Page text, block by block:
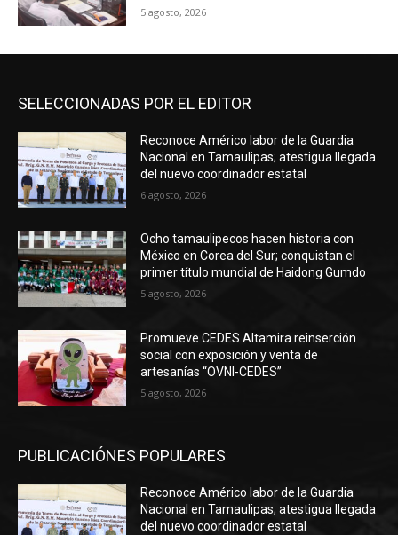
5 agosto, 2026
SELECCIONADAS POR EL EDITOR
Reconoce Américo labor de la Guardia
Nacional en Tamaulipas; atestigua llegada
del nuevo coordinador estatal
6 agosto, 2026
Ocho tamaulipecos hacen historia con
México en Corea del Sur; conquistan el
primer título mundial de Haidong Gumdo
5 agosto, 2026
Promueve CEDES Altamira reinserción
social con exposición y venta de
artesanías “OVNI-CEDES”
5 agosto, 2026
PUBLICACIÓNES POPULARES
Reconoce Américo labor de la Guardia
Nacional en Tamaulipas; atestigua llegada
del nuevo coordinador estatal